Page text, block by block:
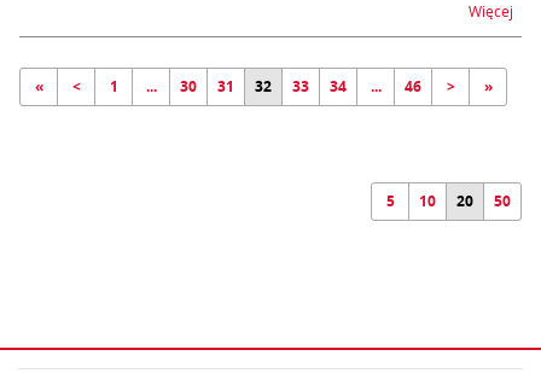
Więcej
« < 1 ... 30 31 32 33 34 ... 46 > »
5 10 20 50